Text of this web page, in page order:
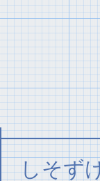
しそず